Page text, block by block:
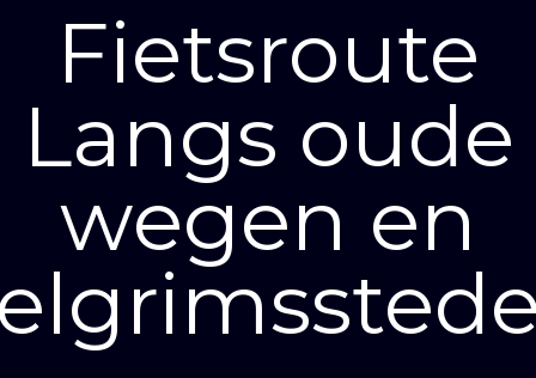
Fietsroute
Langs oude
wegen en